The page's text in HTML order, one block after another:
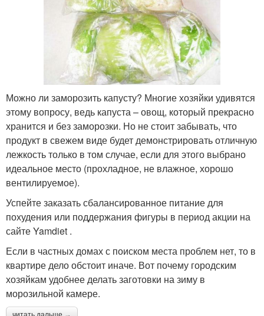
Можно ли заморозить капусту? Многие хозяйки удивятся
этому вопросу, ведь капуста – овощ, который прекрасно
хранится и без заморозки. Но не стоит забывать, что
продукт в свежем виде будет демонстрировать отличную
лежкость только в том случае, если для этого выбрано
идеальное место (прохладное, не влажное, хорошо
вентилируемое).
Успейте заказать сбалансированное питание для
похудения или поддержания фигуры в период акции на
сайте Yamdiet .
Если в частных домах с поиском места проблем нет, то в
квартире дело обстоит иначе. Вот почему городским
хозяйкам удобнее делать заготовки на зиму в
морозильной камере.